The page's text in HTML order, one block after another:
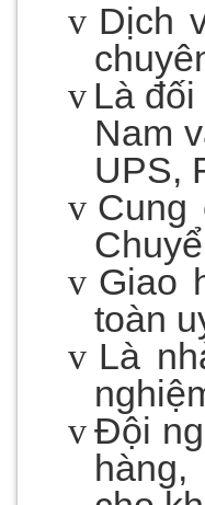
v Dịch
v Là
Nam
UPS,
v Cung
v Giao
toàn
v Là
vĐội